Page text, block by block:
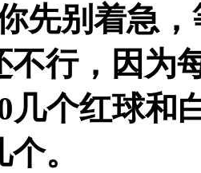
别着急，
不行，因为
几个红球和
。